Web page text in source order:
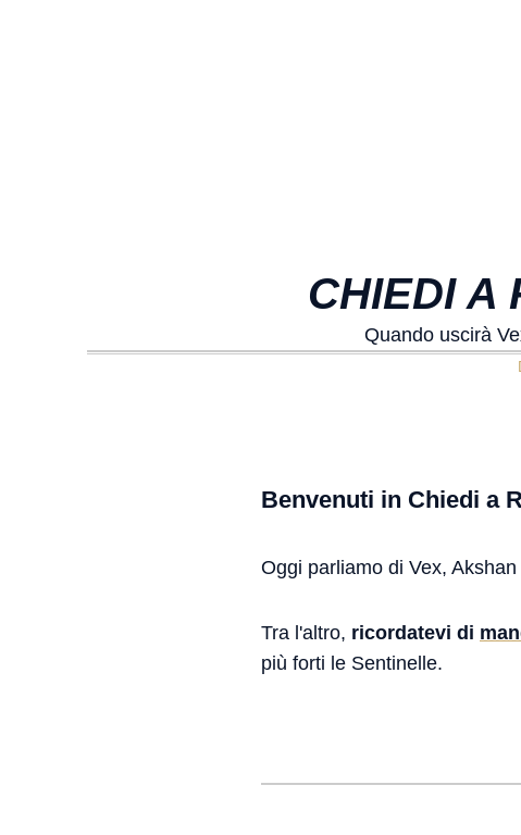
CHIEDI A
Quando uscirà
Benvenuti in Chiedi a
Oggi parliamo di Vex,
Tra l'altro, ricordatevi di
più forti le Sentinelle.